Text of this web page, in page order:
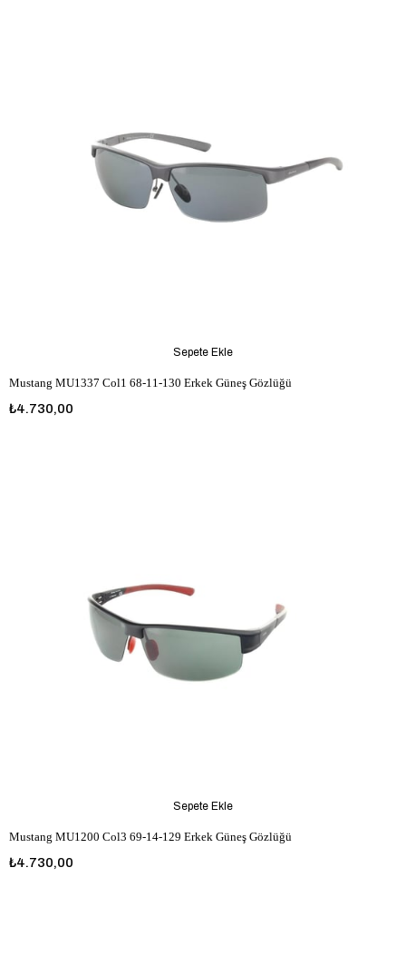
Mustang MU1337 Col1 68-11-130 Erkek Güneş Gözlüğü
₺4.730,00
Sepete Ekle
Mustang MU1200 Col3 69-14-129 Erkek Güneş Gözlüğü
₺4.730,00
Sepete Ekle